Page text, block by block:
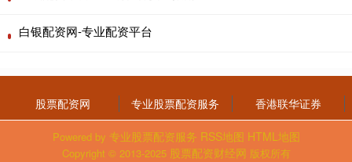
白银配资网-专业配资平台
股票配资网 专业股票配资服务 香港联华证券
Powered by 专业股票配资服务 RSS地图 HTML地图
Copyright © 2013-2025 股票配资财经网 版权所有